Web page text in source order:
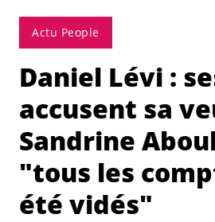
Actu People
Daniel Lévi :
accusent sa
Sandrine
"tous les
été vidés"